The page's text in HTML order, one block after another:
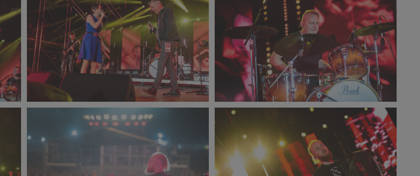
PR2021_Dominik_Malik-
6078_small_1502x1000.jpg
439 KB